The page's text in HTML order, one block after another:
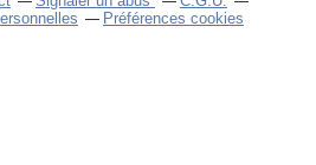
Préférences cookies